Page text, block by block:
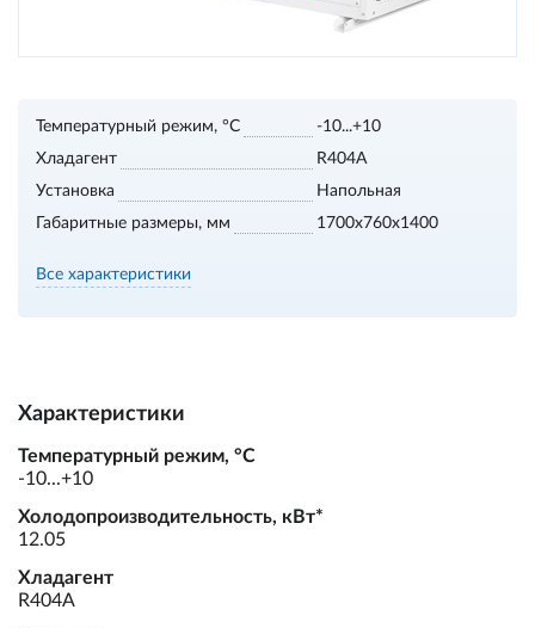
Температурный режим, °С
-10...+10
Хладагент
R404A
Установка
Напольная
Габаритные размеры, мм
1700х760х1400
Все характеристики
Характеристики
Температурный режим, °С
-10...+10
Холодопроизводительность, кВт*
12.05
Хладагент
R404A